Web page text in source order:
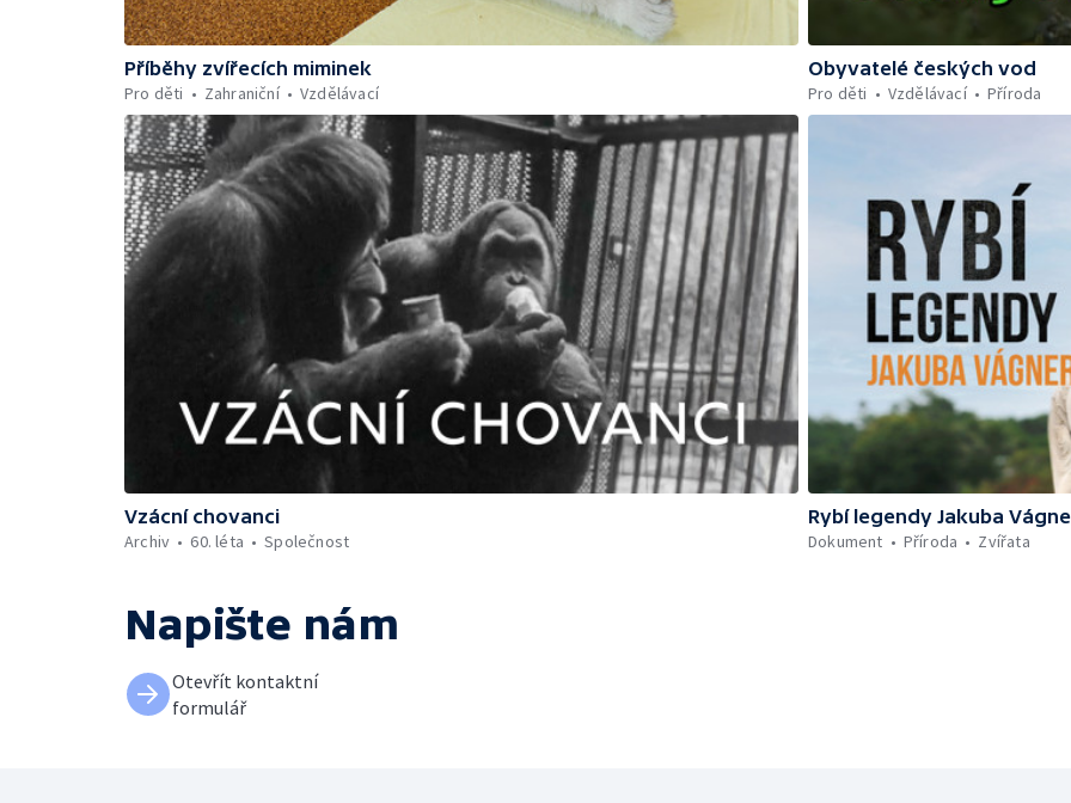
Příběhy zvířecích miminek
Pro děti
Zahraniční Vzdělávací
Obyvatelé českých vod
Pro děti
Vzdělávací Příroda
Vzácní chovanci
Archiv
60. léta Společnost
Rybí legendy Jakuba
Dokument
Příroda Zvířata
Napište nám
Otevřít kontaktní
formulář